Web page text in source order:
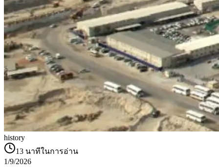
history
13 นาทีในการอ่าน
1/9/2026